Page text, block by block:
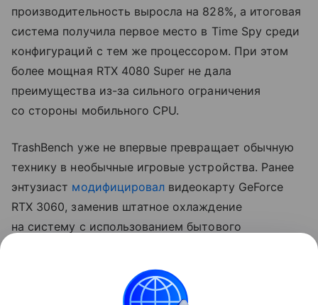
производительность выросла на 828%, а итоговая
система получила первое место в Time Spy среди
конфигураций с тем же процессором. При этом
более мощная RTX 4080 Super не дала
преимущества из-за сильного ограничения
со стороны мобильного CPU.
TrashBench уже не впервые превращает обычную
технику в необычные игровые устройства. Ранее
энтузиаст модифицировал видеокарту GeForce
RTX 3060, заменив штатное охлаждение
на систему с использованием бытового
конструкция позволила снизить температуру GPU
примерно с 60 до 22−23°C, хотя сама система